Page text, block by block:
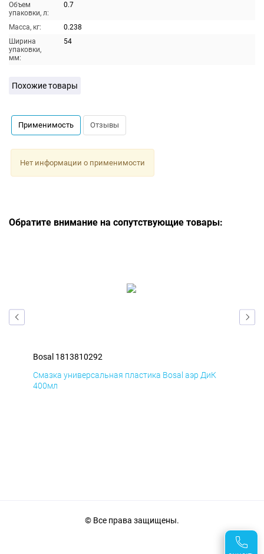
Объем
упаковки, л:
0.7
Масса, кг:
0.238
Ширина
упаковки,
мм:
54
Похожие товары
Применимость Отзывы
Нет информации о применимости
Обратите внимание на сопутствующие товары:
Bosal 1813810292
Смазка универсальная пластика Bosal аэр ДиК
400мл
© Все права защищены.